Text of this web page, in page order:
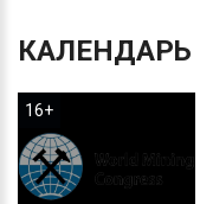
КАЛЕНДАРЬ
16+